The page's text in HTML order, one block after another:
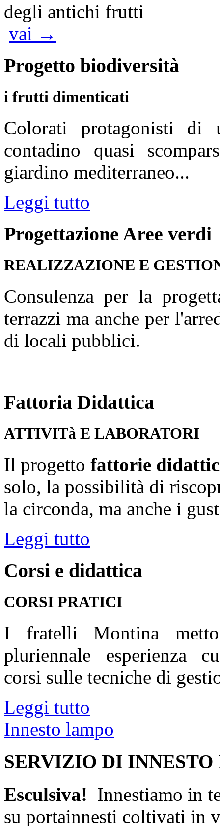
degli antichi frutti
vai →
Progetto biodiversità
i frutti dimenticati
Colorati protagonisti di
contadino quasi
giardino mediterraneo...
Leggi tutto
Progettazione Aree verdi
REALIZZAZIONE E
Consulenza per la
terrazzi ma anche per
di locali pubblici.
Fattoria Didattica
ATTIVITà E LABORATORI
Il progetto fattorie
solo, la possibilità di
la circonda, ma anche i
Leggi tutto
Corsi e didattica
CORSI PRATICI
I fratelli Montina
pluriennale esperienza
corsi sulle tecniche di
Leggi tutto
Innesto lampo
SERVIZIO DI
Esculsiva! Innestiamo in
su portainnesti coltivati in